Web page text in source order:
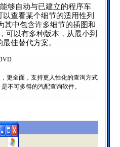
够自动与已建立的程序车
以查看某个细节的适用性列
其中包含许多细节的插图和
可以有多种版本，从最小到
佳替代方案。
更全面，支持更人性化的查询方式，允许
不可多得的汽配查询软件。